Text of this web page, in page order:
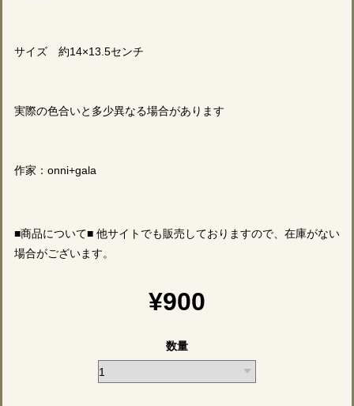
サイズ 約14×13.5センチ
実際の色合いと多少異なる場合があります
作家：onni+gala
■商品について■ 他サイトでも販売しておりますので、在庫がない
場合がございます。
¥900
数量